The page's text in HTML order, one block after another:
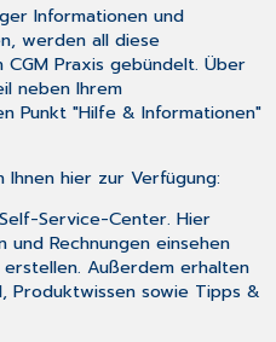
Informationen und
werden all diese
Praxis gebündelt. Über
neben Ihrem
Punkt "Hilfe & Informationen"
hier zur Verfügung:
Service-Center. Hier
und Rechnungen einsehen
Außerdem erhalten
Produktwissen sowie Tipps &